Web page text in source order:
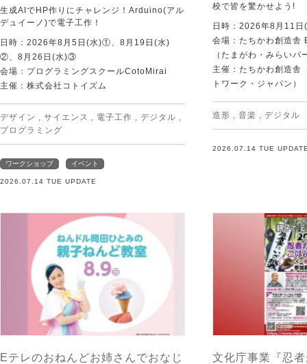
生成AIでHP作りにチャレンジ！Arduino(アル
デュイーノ)で電子工作！
日時：2026年8月5日(水)①、8月19日(水)
②、8月26日(水)③
会場：プログラミングスクールCotoMirai
主催：株式会社コトイズム
デザイン サイエンス 電子工作 デジタル
プログラミング
ワークショップ イベント
2026.07.14 TUE UPDATE
校で皆を驚かせよう!
日時：2026年8月11日
会場：たちかわ創造舎
（たまがわ・みらいパ
主催：たちかわ創造舎
トワーク・ジャパン）
造形 音楽 デジタル
2026.07.14 TUE
Eテレのおねんどお姉さんでおなじ
文化庁事業『忍